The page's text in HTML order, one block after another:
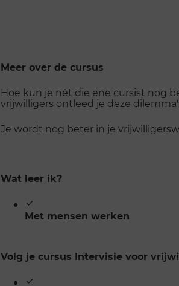
Scroll
galerij
Meer over de cursus
Hoe kun je nét die ene cursist nog
vrijwilligers ontleed je deze
Je wordt nog beter in je
Wat leer ik?
Met mensen werken
Volg je cursus Intervisie voor